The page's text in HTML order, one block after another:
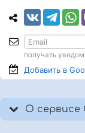
получать
Добавить в
О сервисе